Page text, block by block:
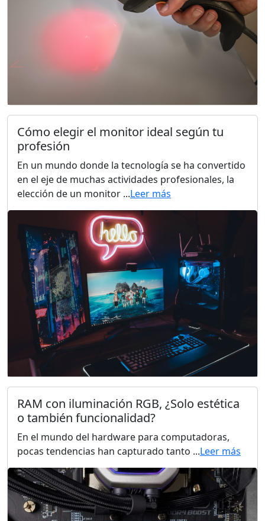
Cómo elegir el monitor ideal según tu
profesión
En un mundo donde la tecnología se ha convertido
en el eje de muchas actividades profesionales, la
elección de un monitor ...Leer más
RAM con iluminación RGB, ¿Solo estética
o también funcionalidad?
En el mundo del hardware para computadoras,
pocas tendencias han capturado tanto ...Leer más